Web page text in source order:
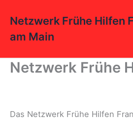
Inhalt
springen
Netzwerk Frühe Hilfen
am Main
Netzwerk Frühe
Das Netzwerk Frühe Hilfen